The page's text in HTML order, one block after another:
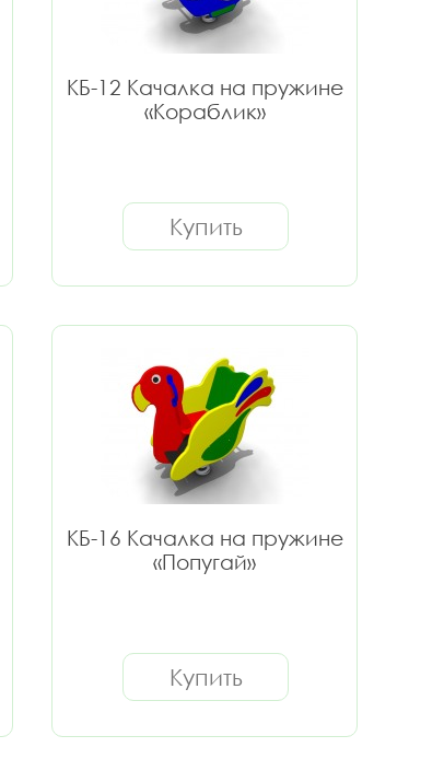
КБ-12 Качалка на пружине
«Кораблик»
Купить
КБ-16 Качалка на пружине
«Попугай»
Купить